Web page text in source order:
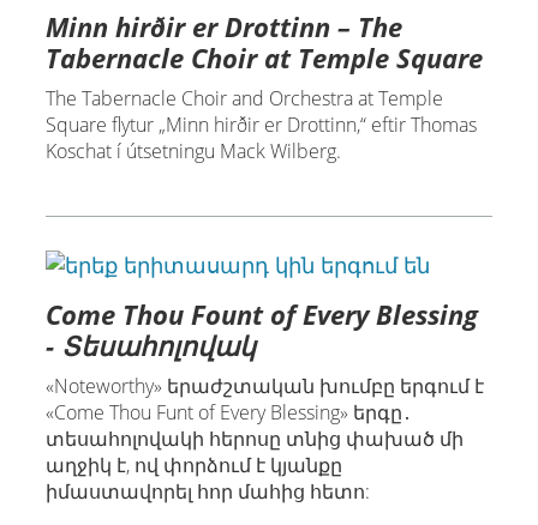
Minn hirðir er Drottinn – The
Tabernacle Choir at Temple Square
The Tabernacle Choir and Orchestra at Temple
Square flytur „Minn hirðir er Drottinn,“ eftir Thomas
Koschat í útsetningu Mack Wilberg.
Come Thou Fount of Every Blessing
- Տեսահոլովակ
«Noteworthy» երաժշտական խումբը երգում է
«Come Thou Funt of Every Blessing» երգը․
տեսահոլովակի հերոսը տնից փախած մի
աղջիկ է, ով փորձում է կյանքը
իմաստավորել հոր մահից հետո: